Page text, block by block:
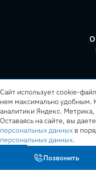
О
Позвонить
Сайт использует cookie-
нем максимально удобным.
аналитики Яндекс.
Оставаясь на сайте, вы
персональных данных в
персональных данных.